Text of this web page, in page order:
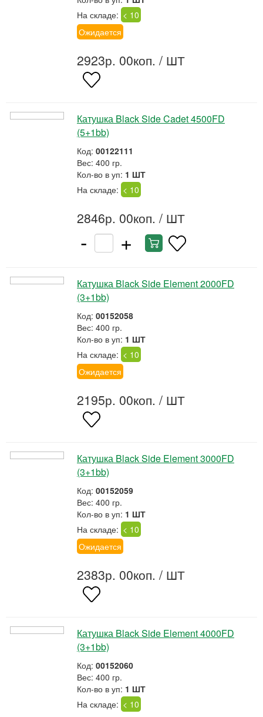
На складе: < 10
Ожидается
2923р. 00коп. / ШТ
Катушка Black Side Cadet 4500FD
(5+1bb)
Код: 00122111
Вес: 400 гр.
Кол-во в уп: 1 ШТ
На складе: < 10
2846р. 00коп. / ШТ
- +
Катушка Black Side Element 2000FD
(3+1bb)
Код: 00152058
Вес: 400 гр.
Кол-во в уп: 1 ШТ
На складе: < 10
Ожидается
2195р. 00коп. / ШТ
Катушка Black Side Element 3000FD
(3+1bb)
Код: 00152059
Вес: 400 гр.
Кол-во в уп: 1 ШТ
На складе: < 10
Ожидается
2383р. 00коп. / ШТ
Катушка Black Side Element 4000FD
(3+1bb)
Код: 00152060
Вес: 400 гр.
Кол-во в уп: 1 ШТ
На складе: < 10